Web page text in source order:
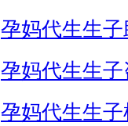
孕妈代生生子
孕妈代生生子
孕妈代生生子